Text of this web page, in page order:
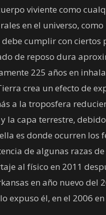
viviente como
en el universo,
cumplir con
de reposo dura
225 años en
crea un efecto de
a la troposfera
la capa terrestre,
es donde ocurren
de algunas razas
al físico en 2011
en año nuevo del
expuso él, en el 2006